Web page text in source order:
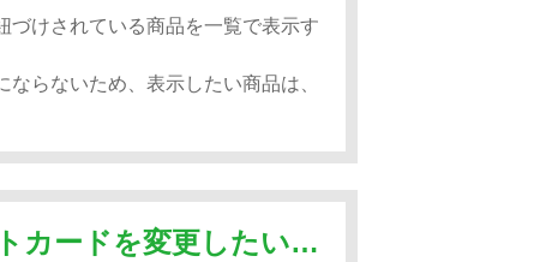
づけされている商品を一覧で表示す
らないため、表示したい商品は、
自動更新で登録しているクレジットカードを変更したいのですが？